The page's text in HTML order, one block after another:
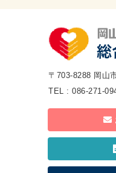
〒703-8288 岡山
TEL :086-271-